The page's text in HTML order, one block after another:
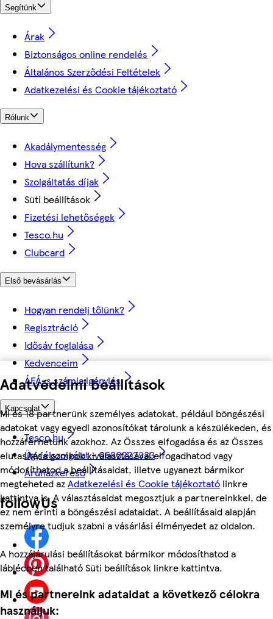
Adatvédelmi beállítások
Mi és 18 partnerünk személyes adatokat, például böngészési
adatokat vagy egyedi azonosítókat tárolunk a készülékeden, és
hozzáférhetünk azokhoz. Az Összes elfogadása és az Összes
elutasítása gombok kiválasztásával elfogadhatod vagy
módosíthatod a beállításaidat, illetve ugyanezt bármikor
megteheted azAdatkezelési és Cookie tájékoztató linkre
kattintva is. A választásaidat megosztjuk a partnereinkkel, de
ez nem érinti a böngészési adataidat. A beállításaid alapján
személyre tudjuk szabni a vásárlási élményedet az oldalon.
A hozzájárulási beállításokat bármikor módosíthatod a
láblécben található Süti beállítások linkre kattintva.
Mi és partnereink adataidat a következő célokra
használjuk:
Segítünk
Árak
Biztonságos online rendelés
Általános Szerződési Feltételek
Adatkezelési és Cookie tájékoztató
Rólunk
Akadálymentesség
Hova szállítunk?
Szolgáltatás díjak
Süti beállítások
Fizetési lehetőségek
Tesco.hu
Clubcard
Első bevásárlás
Hogyan rendelj tőlünk?
Regisztráció
Idősáv foglalása
Kedvenceim
ÁFÁ-s számla igénylés
Kapcsolat
Tesco.hu
Ügyfélszolgálat - 0680222333
Áruházkereső
followUs